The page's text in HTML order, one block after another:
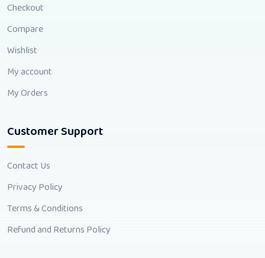
Checkout
Compare
Wishlist
My account
My Orders
Customer Support
Contact Us
Privacy Policy
Terms & Conditions
Refund and Returns Policy